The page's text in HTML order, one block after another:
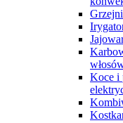
Koce i